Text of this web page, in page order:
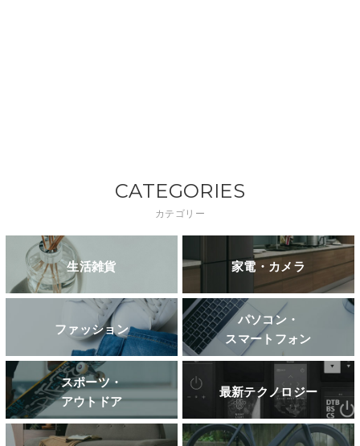
CATEGORIES
カテゴリー
生活雑貨 家電・カメラ
ファッション
パソコン・
スマートフォン
スポーツ・
アウトドア
最新テクノロジー